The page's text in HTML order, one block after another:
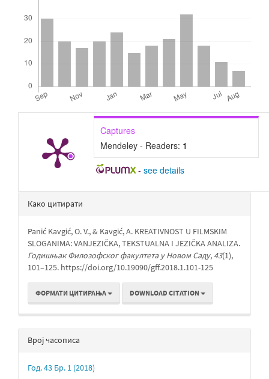
Captures
Mendeley - Readers: 1
- see details
Детаљи
Како цитирати
Panić Kavgić, O. V., & Kavgić, A. KREATIVNOST U FILMSKIM
SLOGANIMA: VANJEZIČKA, TEKSTUALNA I JEZIČKA ANALIZA.
Годишњак Филозофског факултета у Новом Саду, 43(1),
101–125. https://doi.org/10.19090/gff.2018.1.101-125
ФОРМАТИ ЦИТИРАЊА DOWNLOAD CITATION
Bрој часописа
Год. 43 Бр. 1 (2018)